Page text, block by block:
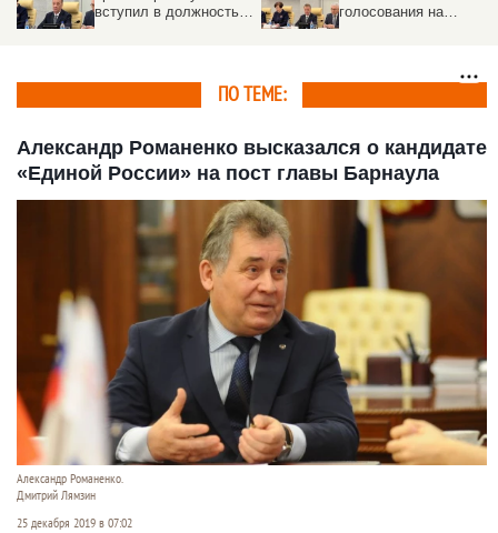
вступил в должность
голосования на
ПО ТЕМЕ:
Александр Романенко высказался о кандидате
«Единой России» на пост главы Барнаула
Александр Романенко.
Дмитрий Лямзин
25 декабря 2019 в 07:02